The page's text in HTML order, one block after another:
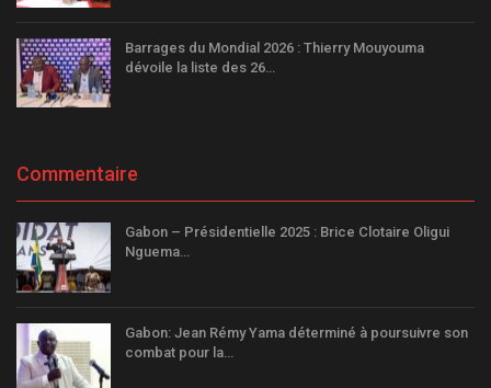
Barrages du Mondial 2026 : Thierry Mouyouma
dévoile la liste des 26…
Commentaire
Gabon – Présidentielle 2025 : Brice Clotaire Oligui
Nguema…
Gabon: Jean Rémy Yama déterminé à poursuivre son
combat pour la…